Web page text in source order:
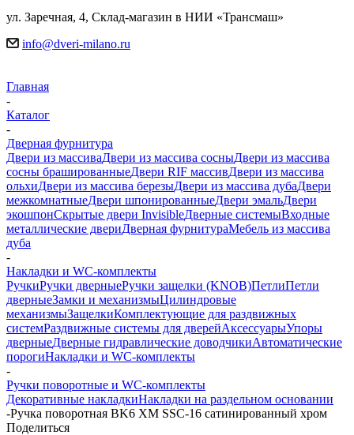
ул. Заречная, 4, Склад-магазин в НИИ «Трансмаш»
info@dveri-milano.ru
Главная
-
Каталог
-
Дверная фурнитура
Двери из массиваДвери из массива сосныДвери из массива
сосны брашированныеДвери RIF массивДвери из массива
ольхиДвери из массива березыДвери из массива дубаДвери
межкомнатныеДвери шпонированныеДвери эмальДвери
экошпонСкрытые двери InvisibleДверные системыВходные
металлические двериДверная фурнитураМебель из массива
дуба
-
Накладки и WC-комплекты
РучкиРучки дверныеРучки защелки (KNOB)ПетлиПетли
дверныеЗамки и механизмыЦилиндровые
механизмыЗащелкиКомплектующие для раздвижных
системРаздвижные системы для дверейАксессуарыУпоры
дверныеДверные гидравлические доводчикиАвтоматические
порогиНакладки и WC-комплекты
-
Ручки поворотные и WC-комплекты
Декоративные накладкиНакладки на раздельном основании
-Ручка поворотная BK6 XM SSC-16 сатинированный хром
Поделиться